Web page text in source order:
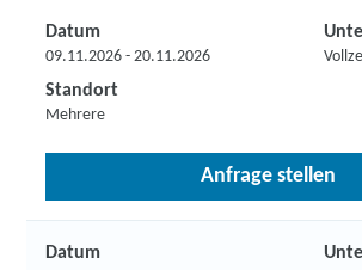
Datum
09.11.2026 - 20.11.2026
Standort
Mehrere
Anfrage stellen
Datum